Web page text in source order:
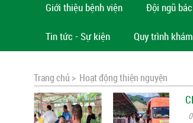
Giới thiệu bệnh viện Đội ngũ
Tin tức - Sự kiện Quy trình
Trang chủ > Hoạt động thiện nguyện